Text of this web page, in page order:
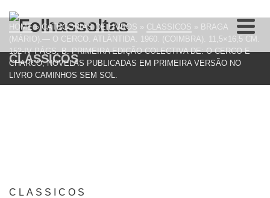
CLASSICOS
HOME » CATEGORIAS DE LIVROS » CLASSICOS » BRAGA
(MÁRIO).— O CERCO. ATLÂNTIDA. 1960. (COIMBRA). 11,5×16,5 CM.
152-IV PÁGS. B. PRIMEIRA EDIÇÃO COLECTIVA DE: O CERCO E
CHARCO, NOVELAS PUBLICADAS EM PRIMEIRA VERSÃO NO
LIVRO CAMINHOS SEM SOL.
CLASSICOS